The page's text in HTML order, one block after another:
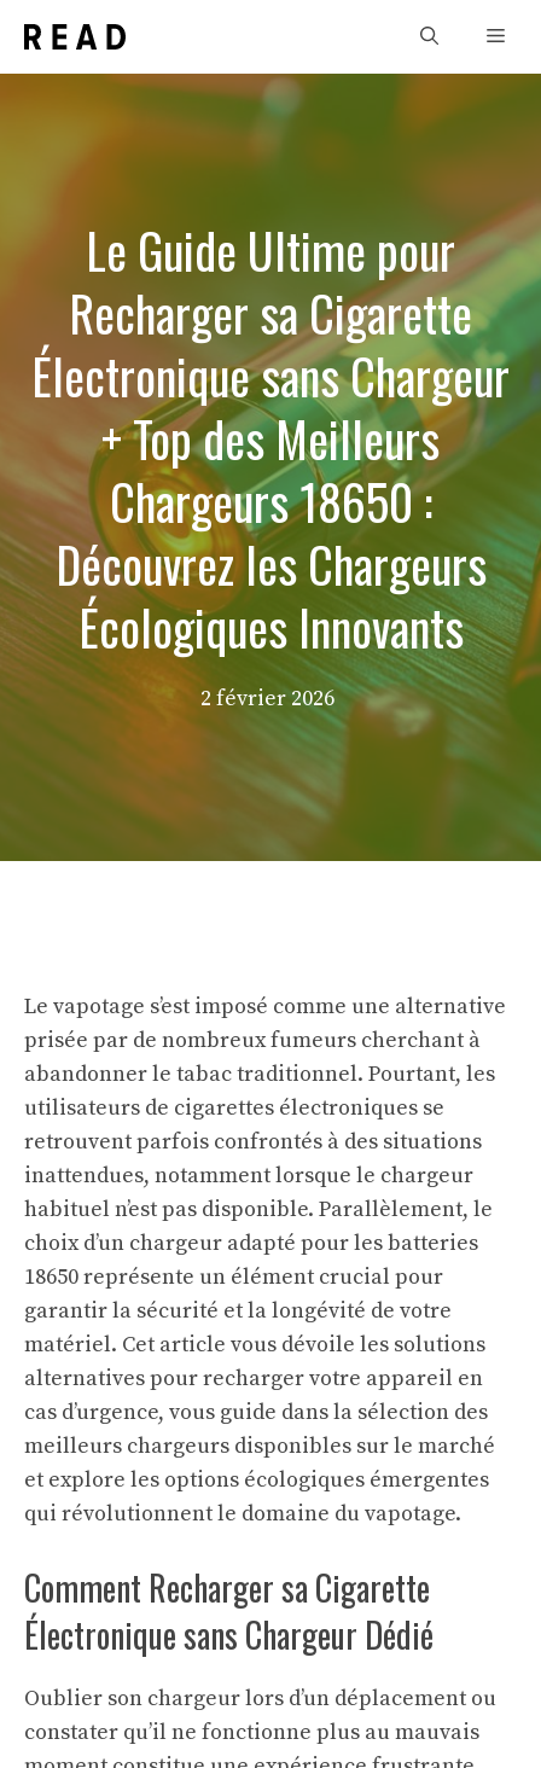
contenu
Le Guide Ultime pour
Recharger sa Cigarette
Électronique sans Chargeur
+ Top des Meilleurs
Chargeurs 18650 :
Découvrez les Chargeurs
Écologiques Innovants
2 février 2026
Le vapotage s’est imposé comme une alternative
prisée par de nombreux fumeurs cherchant à
abandonner le tabac traditionnel. Pourtant, les
utilisateurs de cigarettes électroniques se
retrouvent parfois confrontés à des situations
inattendues, notamment lorsque le chargeur
habituel n’est pas disponible. Parallèlement, le
choix d’un chargeur adapté pour les batteries
18650 représente un élément crucial pour
garantir la sécurité et la longévité de votre
matériel. Cet article vous dévoile les solutions
alternatives pour recharger votre appareil en
cas d’urgence, vous guide dans la sélection des
meilleurs chargeurs disponibles sur le marché
et explore les options écologiques émergentes
qui révolutionnent le domaine du vapotage.
Comment Recharger sa Cigarette
Électronique sans Chargeur Dédié
Oublier son chargeur lors d’un déplacement ou
constater qu’il ne fonctionne plus au mauvais